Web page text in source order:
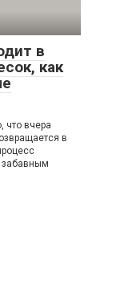
в
как
что вчера
в
забавным